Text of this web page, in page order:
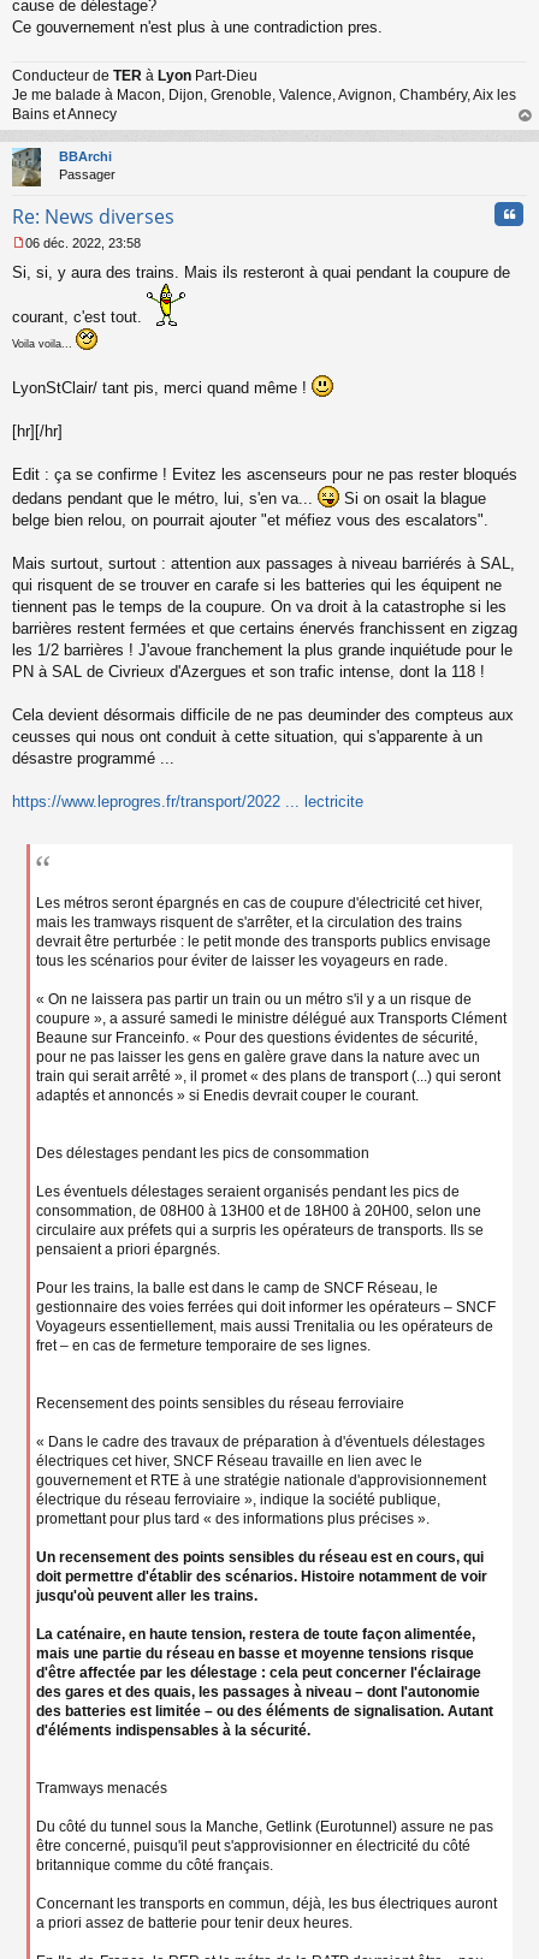
s
s
e
n
o
n
l
u
cause de délestage?
Ce gouvernement n'est plus à une contradiction pres.
Conducteur de TER à Lyon Part-Dieu
Je me balade à Macon, Dijon, Grenoble, Valence, Avignon, Chambéry, Aix les
Bains et Annecy
au
BBArchi
Passager
Re: News diverses
e
g
n
l
06 déc. 2022, 23:58
Si, si, y aura des trains. Mais ils resteront à quai pendant la coupure de
courant, c'est tout.
Voila voila...
LyonStClair/ tant pis, merci quand même !
[hr][/hr]
Edit : ça se confirme ! Evitez les ascenseurs pour ne pas rester bloqués
dedans pendant que le métro, lui, s'en va...
Si on osait la blague
belge bien relou, on pourrait ajouter "et méfiez vous des escalators".
Mais surtout, surtout : attention aux passages à niveau barriérés à SAL,
qui risquent de se trouver en carafe si les batteries qui les équipent ne
tiennent pas le temps de la coupure. On va droit à la catastrophe si les
barrières restent fermées et que certains énervés franchissent en zigzag
les 1/2 barrières ! J'avoue franchement la plus grande inquiétude pour le
PN à SAL de Civrieux d'Azergues et son trafic intense, dont la 118 !
Cela devient désormais difficile de ne pas deuminder des compteus aux
ceusses qui nous ont conduit à cette situation, qui s'apparente à un
désastre programmé ...
https://www.leprogres.fr/transport/2022 ... lectricite
Les métros seront épargnés en cas de coupure d'électricité cet hiver,
mais les tramways risquent de s'arrêter, et la circulation des trains
devrait être perturbée : le petit monde des transports publics envisage
tous les scénarios pour éviter de laisser les voyageurs en rade.
« On ne laissera pas partir un train ou un métro s'il y a un risque de
coupure », a assuré samedi le ministre délégué aux Transports Clément
Beaune sur Franceinfo. « Pour des questions évidentes de sécurité,
pour ne pas laisser les gens en galère grave dans la nature avec un
train qui serait arrêté », il promet « des plans de transport (...) qui seront
adaptés et annoncés » si Enedis devrait couper le courant.
Des délestages pendant les pics de consommation
Les éventuels délestages seraient organisés pendant les pics de
consommation, de 08H00 à 13H00 et de 18H00 à 20H00, selon une
circulaire aux préfets qui a surpris les opérateurs de transports. Ils se
pensaient a priori épargnés.
Pour les trains, la balle est dans le camp de SNCF Réseau, le
gestionnaire des voies ferrées qui doit informer les opérateurs – SNCF
Voyageurs essentiellement, mais aussi Trenitalia ou les opérateurs de
fret – en cas de fermeture temporaire de ses lignes.
Recensement des points sensibles du réseau ferroviaire
« Dans le cadre des travaux de préparation à d'éventuels délestages
électriques cet hiver, SNCF Réseau travaille en lien avec le
gouvernement et RTE à une stratégie nationale d'approvisionnement
électrique du réseau ferroviaire », indique la société publique,
promettant pour plus tard « des informations plus précises ».
Un recensement des points sensibles du réseau est en cours, qui
doit permettre d'établir des scénarios. Histoire notamment de voir
jusqu'où peuvent aller les trains.
La caténaire, en haute tension, restera de toute façon alimentée,
mais une partie du réseau en basse et moyenne tensions risque
d'être affectée par les délestage : cela peut concerner l'éclairage
des gares et des quais, les passages à niveau – dont l'autonomie
des batteries est limitée – ou des éléments de signalisation. Autant
d'éléments indispensables à la sécurité.
Tramways menacés
Du côté du tunnel sous la Manche, Getlink (Eurotunnel) assure ne pas
être concerné, puisqu'il peut s'approvisionner en électricité du côté
britannique comme du côté français.
Concernant les transports en commun, déjà, les bus électriques auront
a priori assez de batterie pour tenir deux heures.